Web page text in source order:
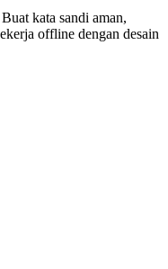
kata sandi aman,
offline dengan desain